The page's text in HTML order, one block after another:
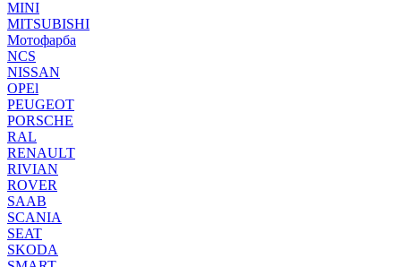
MINI
MITSUBISHI
Мотофарба
NCS
NISSAN
OPEl
PEUGEOT
PORSCHE
RAL
RENAULT
RIVIAN
ROVER
SAAB
SCANIA
SEAT
SKODA